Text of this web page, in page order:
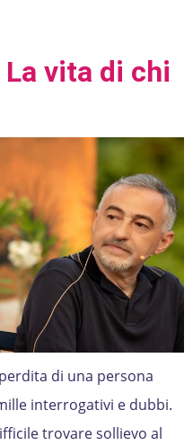
vita di chi
di una persona
interrogativi e dubbi.
trovare sollievo al